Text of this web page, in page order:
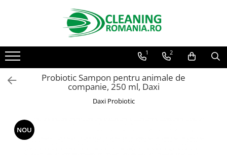
Toate Produsele
Curatenie & Intretinere Casa
Detergenti si solutii concentrate
pentru pardoseli
Produse Bio pentru Casa
Detergenti si solutii pentru geam
si sticla
1 2
Probiotic Sampon pentru animale de
companie, 250 ml, Daxi
Daxi Probiotic
NOU